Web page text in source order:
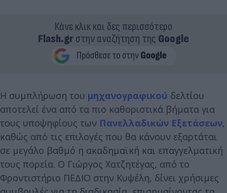
Κάνε κλικ και δες περισσότερο
Flash.grστην αναζήτηση της Google
Η συμπλήρωση του μηχανογραφικού δελτίου
αποτελεί ένα από τα πιο καθοριστικά βήματα για
τους υποψηφίους των Πανελλαδικών Εξετάσεων,
καθώς από τις επιλογές που θα κάνουν εξαρτάται
σε μεγάλο βαθμό η ακαδημαϊκή και επαγγελματική
τους πορεία. Ο Γιώργος Χατζητέγας, από το
Φροντιστήριο ΠΕΔΙΟ στην Κυψέλη, δίνει χρήσιμες